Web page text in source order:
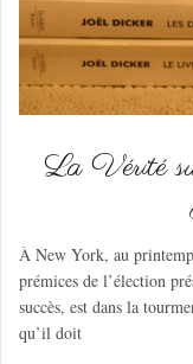
La Vérité
À New York, au
prémices de l’élection
succès, est dans la
qu’il doit